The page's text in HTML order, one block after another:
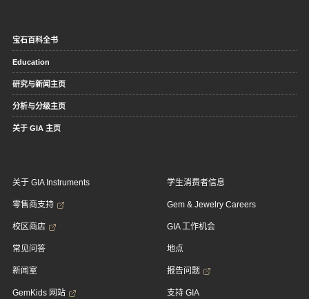
宝石百科全书
Education
研究与新闻主页
分析与分级主页
关于 GIA 主页
关于 GIA Instruments
零售商支持
校区商店
常见问答
新闻室
GemKids 网站
学生消费者信息
Gem & Jewelry Careers
GIA 工作机会
地点
报告问题
支持 GIA